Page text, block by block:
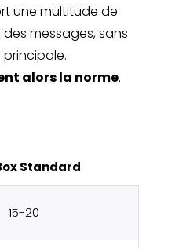
une multitude de
messages, sans
alors la norme.
Standard
15-20